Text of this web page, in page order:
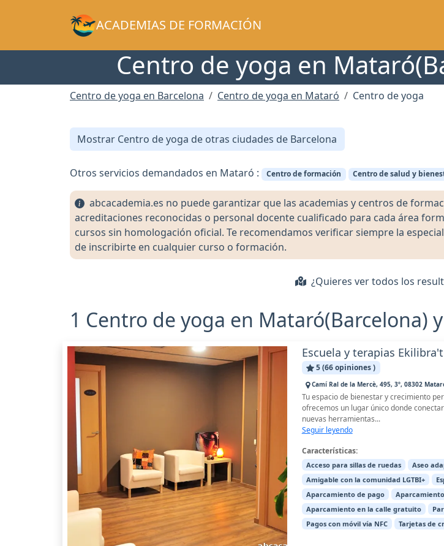
ACADEMIAS DE FORMACIÓN
Centro de yoga en
Centro de yoga en Barcelona Centro de yoga en Mataró Centro de yoga
Mostrar Centro de yoga de otras ciudades de Barcelona
Otros servicios demandados en Mataró : Centro de formación Centro de salud y
abcacademia.es no puede garantizar que las academias y centros de
acreditaciones reconocidas o personal docente cualificado para cada área
cursos sin homologación oficial. Te recomendamos verificar siempre la
de inscribirte en cualquier curso o formación.
¿Quieres ver todos los
1 Centro de yoga en Mataró(Barcelona)
Escuela y terapias Ekilibra't
5 (66 opiniones )
Camí Ral de la Mercè, 495, 3º, 08302
Tu espacio de bienestar y crecimiento
ofrecemos un lugar único donde
nuevas herramientas...
Seguir leyendo
Características:
Acceso para sillas de ruedas Aseo
Amigable con la comunidad LGTBI+
Aparcamiento de pago
Aparcamiento en la calle gratuito
Pagos con móvil vía NFC
Tarjetas de